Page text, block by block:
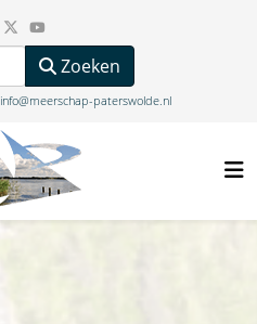
Zoeken
info@meerschap-paterswolde.nl